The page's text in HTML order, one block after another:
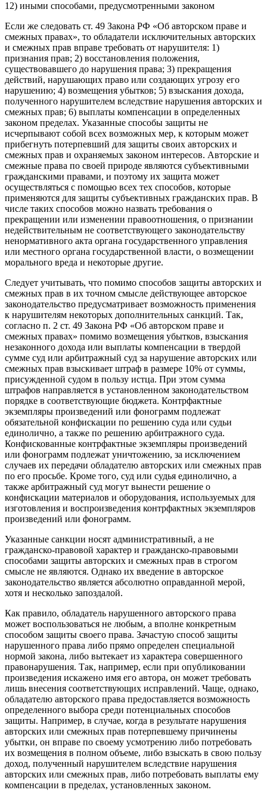
12) иными способами, предусмотренными законом
Если же следовать ст. 49 Закона РФ «Об авторском праве и
смежных правах», то обладатели исключительных авторских
и смежных прав вправе требовать от нарушителя: 1)
признания прав; 2) восстановления положения,
существовавшего до нарушения права; 3) прекращения
действий, нарушающих право или создающих угрозу его
нарушению; 4) возмещения убытков; 5) взыскания дохода,
полученного нарушителем вследствие нарушения авторских и
смежных прав; 6) выплаты компенсации в определенных
законом пределах. Указанные способы защиты не
исчерпывают собой всех возможных мер, к которым может
прибегнуть потерпевший для защиты своих авторских и
смежных прав и охраняемых законом интересов. Авторские и
смежные права по своей природе являются субъективными
гражданскими правами, и поэтому их защита может
осуществляться с помощью всех тех способов, которые
применяются для защиты субъективных гражданских прав. В
числе таких способов можно назвать требования о
прекращении или изменении правоотношения, о признании
недействительным не соответствующего законодательству
ненормативного акта органа государственного управления
или местного органа государственной власти, о возмещении
морального вреда и некоторые другие.
Следует учитывать, что помимо способов защиты авторских и
смежных прав в их точном смысле действующее авторское
законодательство предусматривает возможность применения
к нарушителям некоторых дополнительных санкций. Так,
согласно п. 2 ст. 49 Закона РФ «Об авторском праве и
смежных правах» помимо возмещения убытков, взыскания
незаконного дохода или выплаты компенсации в твердой
сумме суд или арбитражный суд за нарушение авторских или
смежных прав взыскивает штраф в размере 10% от суммы,
присужденной судом в пользу истца. При этом сумма
штрафов направляется в установленном законодательством
порядке в соответствующие бюджета. Контрфактные
экземпляры произведений или фонограмм подлежат
обязательной конфискации по решению суда или судьи
единолично, а также по решению арбитражного суда.
Конфискованные контрфактные экземпляры произведений
или фонограмм подлежат уничтожению, за исключением
случаев их передачи обладателю авторских или смежных прав
по его просьбе. Кроме того, суд или судья единолично, а
также арбитражный суд могут вынести решение о
конфискации материалов и оборудования, используемых для
изготовления и воспроизведения контрфактных экземпляров
произведений или фонограмм.
Указанные санкции носят административный, а не
гражданско-правовой характер и гражданско-правовыми
способами защиты авторских и смежных прав в строгом
смысле не являются. Однако их введение в авторское
законодательство является абсолютно оправданной мерой,
хотя и несколько запоздалой.
Как правило, обладатель нарушенного авторского права
может воспользоваться не любым, а вполне конкретным
способом защиты своего права. Зачастую способ защиты
нарушенного права либо прямо определен специальной
нормой закона, либо вытекает из характера совершенного
правонарушения. Так, например, если при опубликовании
произведения искажено имя его автора, он может требовать
лишь внесения соответствующих исправлений. Чаще, однако,
обладателю авторского права предоставляется возможность
определенного выбора среди потенциальных способов
защиты. Например, в случае, когда в результате нарушения
авторских или смежных прав потерпевшему причинены
убытки, он вправе по своему усмотрению либо потребовать
их возмещения в полном объеме, либо взыскать в свою пользу
доход, полученный нарушителем вследствие нарушения
авторских или смежных прав, либо потребовать выплаты ему
компенсации в пределах, установленных законом.